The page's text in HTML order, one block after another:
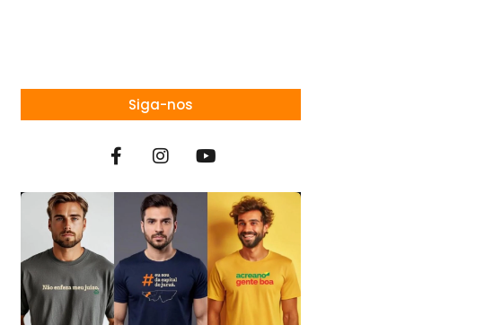
Siga-nos